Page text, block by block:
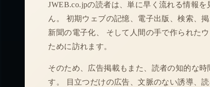
JWEB.co.jpの読者は、単に早く流れる情報
ん。 初期ウェブの記憶、電子出版、検索、
新聞の電子化、 そして人間の手で作られた
ために訪れます。
そのため、広告掲載もまた、読者の知的な時
す。 目立つだけの広告、文脈のない誘導、